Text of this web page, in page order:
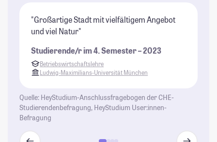
"Großartige Stadt mit vielfältigem Angebot
und viel Natur"
Studierende/r im 4. Semester – 2023
Betriebswirtschaftslehre
Ludwig-Maximilians-Universität München
Quelle: HeyStudium-Anschlussfragebogen der CHE-
Studierendenbefragung, HeyStudium User:innen-
Befragung